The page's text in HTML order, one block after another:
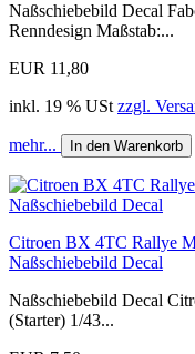
Naßschiebebild Decal
Renndesign Maßstab:...
EUR 11,80
inkl. 19 % USt zzgl.
mehr... In den Warenkorb
Citroen BX 4TC Rallye
Naßschiebebild Decal
Naßschiebebild Decal
(Starter) 1/43...